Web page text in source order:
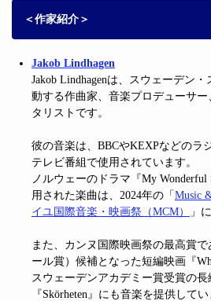
＜作家紹介＞
Jakob Lindhagen
Jakob Lindhagenは、スウェーデン
動する作曲家、音楽プロデューサ
タリストです。
彼の音楽は、BBCやKEXPなどのラ
テレビ番組で使用されています。
ノルウェーのドラマ『My Wonderful
用された楽曲は、2024年の「 Music
イユ国際音楽・映画祭（MCM）
」
また、カンヌ国際映画祭の最高賞で
ール賞）候補となった短編映画『
スウェーデンアカデミー賞受賞の
『Skörheten』にも音楽を提供してい